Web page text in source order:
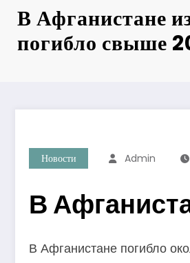
В Афганистане
погибло свыше
Новости Admin
В
В Афганистане погибло